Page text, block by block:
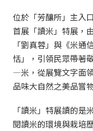
位於「芳釀所」主入
首展「讀米」特展，
「劉真蓉」與《米通
恬」，引領民眾帶著
—米，從展覽文字面
品味大自然之美品嘗
「讀米」特展讀的是
閱讀米的環境與栽培